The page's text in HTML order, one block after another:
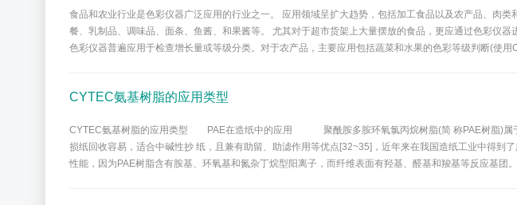
食品和农业行业是色彩仪器广泛应用的行业之一。 应用领域呈扩大趋势，包括加工食品以及农产品、肉
餐、乳制品、调味品、面条、鱼酱、和果酱等。 尤其对于超市货架上大量摆放的食品，更应通过色彩仪
色彩仪器普遍应用于检查增长量或等级分类。对于农产品，主要应用包括蔬菜和水果的色彩等级判断(使
CYTEC氨基树脂的应用类型
CYTEC氨基树脂的应用类型 PAE在造纸中的应用 聚酰胺多胺环氧氯丙烷树脂(简 称PAE树脂)属于
损纸回收容易，适合中碱性抄 纸，且兼有助留、助滤作用等优点[32~35]，近年来在我国造纸工业中
性能，因为PAE树脂含有胺基、环氧基和氮杂丁烷型阳离子，而纤维表面有羟基、醛基和羧基等反应基团